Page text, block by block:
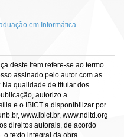
em Informática
deste item refere-se ao termo
assinado pelo autor com as
qualidade de titular dos
autorizo a
e o IBICT a disponibilizar por
www.ibict.br, www.ndltd.org
direitos autorais, de acordo
o texto integral da obra